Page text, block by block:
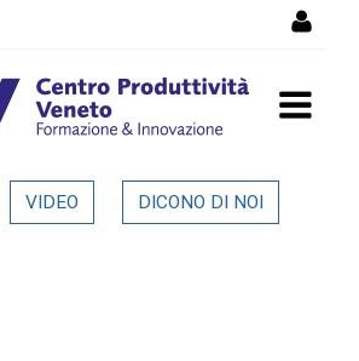
4.0 -
VIDEO DICONO DI NOI